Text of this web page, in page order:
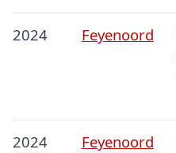
2024 Feyenoord
2024 Feyenoord